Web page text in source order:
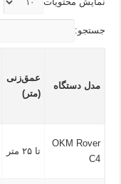
جستجو:
مدل دستگاه
عمق‌زنی
(متر)
OKM Rover
C4
تا ۲۵ متر